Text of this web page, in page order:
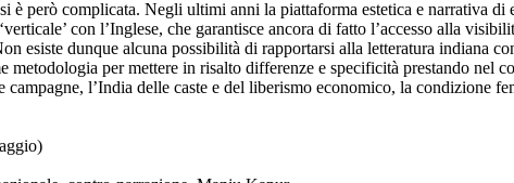
è però complicata. Negli ultimi anni la piattaforma estetica e narrativa
con l’Inglese, che garantisce ancora di fatto l’accesso alla
esiste dunque alcuna possibilità di rapportarsi alla letteratura indiana
metodologia per mettere in risalto differenze e specificità prestando nel
campagne, l’India delle caste e del liberismo economico, la